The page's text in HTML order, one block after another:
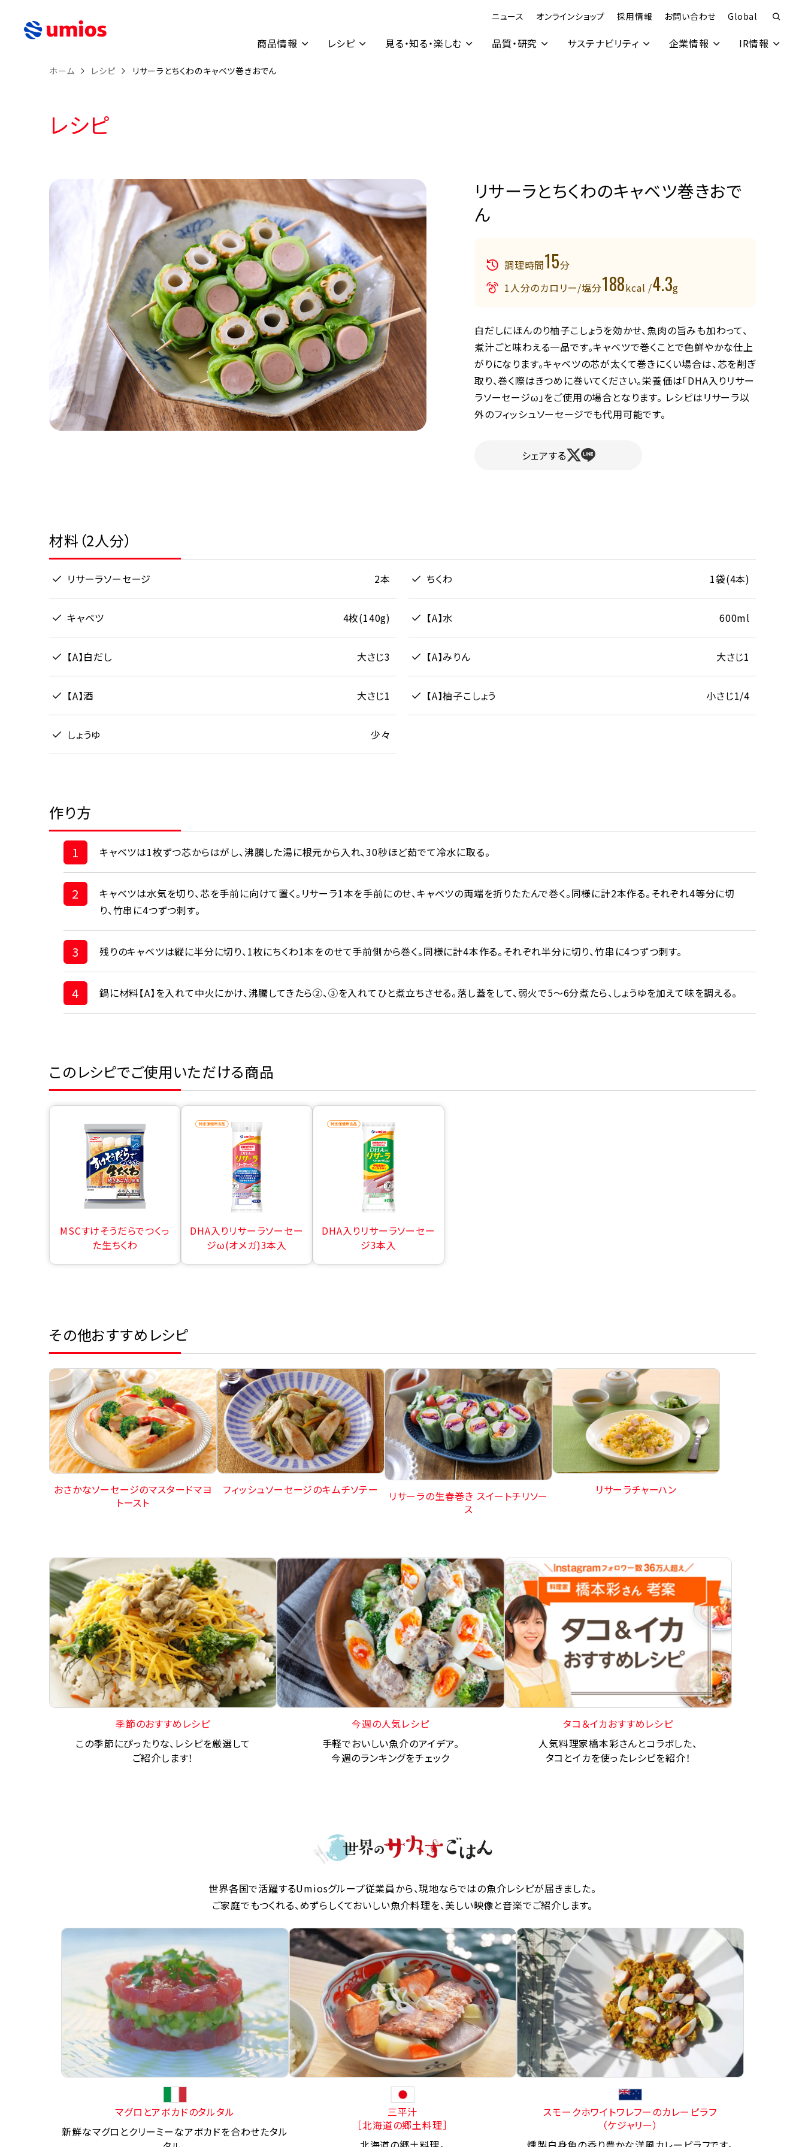
ニュース オンラインショップ 採用情報 お問い合わせ Global
商品情報 レシピ 見る・知る・楽しむ 品質・研究 サステナビリティ 企業情報 IR情報
ホーム レシピ リサーラとちくわのキャベツ巻きおでん
レシピ
リサーラとちくわのキャベツ巻きおで
ん
調理時間15分
1人分のカロリー/塩分188kcal /4.3g
白だしにほんのり柚子こしょうを効かせ、魚肉の旨みも加わって、
煮汁ごと味わえる一品です。キャベツで巻くことで色鮮やかな仕上
がりになります。キャベツの芯が太くて巻きにくい場合は、芯を削ぎ
取り、巻く際はきつめに巻いてください。栄養価は「DHA入りリサー
ラソーセージω」をご使用の場合となります。 レシピはリサーラ以
外のフィッシュソーセージでも代用可能です。
シェアする
材料（2人分）
リサーラソーセージ 2本 ちくわ 1袋(4本)
キャベツ 4枚(140g) 【A】水 600ml
【A】白だし 大さじ3 【A】みりん 大さじ1
【A】酒 大さじ1 【A】柚子こしょう 小さじ1/4
しょうゆ 少々
作り方
1 キャベツは1枚ずつ芯からはがし、沸騰した湯に根元から入れ、30秒ほど茹でて冷水に取る。
2
キャベツは水気を切り、芯を手前に向けて置く。リサーラ1本を手前にのせ、キャベツの両端を折りたたんで巻く。同様に計2本作る。それぞれ4等分に切
り、竹串に4つずつ刺す。
3 残りのキャベツは縦に半分に切り、1枚にちくわ1本をのせて手前側から巻く。同様に計4本作る。それぞれ半分に切り、竹串に4つずつ刺す。
4 鍋に材料【A】を入れて中火にかけ、沸騰してきたら②、③を入れてひと煮立ちさせる。落し蓋をして、弱火で5～6分煮たら、しょうゆを加えて味を調える。
このレシピでご使用いただける商品
MSCすけそうだらでつくっ
た生ちくわ
DHA入りリサーラソーセー
ジω(オメガ)3本入
DHA入りリサーラソーセー
ジ3本入
その他おすすめレシピ
おさかなソーセージのマスタードマヨ
トースト
フィッシュソーセージのキムチソテー
リサーラの生春巻き スイートチリソー
ス
リサーラチャーハン
季節のおすすめレシピ
この季節にぴったりな、レシピを厳選して
ご紹介します！
今週の人気レシピ
手軽でおいしい魚介のアイデア。
今週のランキングをチェック
タコ＆イカおすすめレシピ
人気料理家橋本彩さんとコラボした、
タコとイカを使ったレシピを紹介！
世界各国で活躍するUmiosグループ従業員から、現地ならではの魚介レシピが届きました。
ご家庭でもつくれる、めずらしくておいしい魚介料理を、美しい映像と音楽でご紹介します。
マグロとアボカドのタルタル
新鮮なマグロとクリーミーなアボカドを合わせたタル
三平汁
［北海道の郷土料理］
スモークホワイトワレフーのカレーピラフ
（ケジャリー）